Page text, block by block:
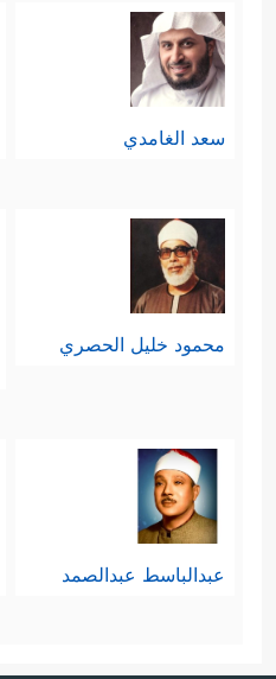
سعد الغامدي
محمود خليل الحصري
عبدالباسط عبدالصمد